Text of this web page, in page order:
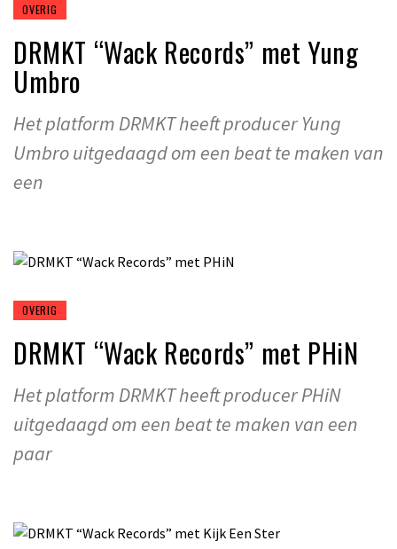
OVERIG
DRMKT “Wack Records” met Yung
Umbro
Het platform DRMKT heeft producer Yung
Umbro uitgedaagd om een beat te maken van
een
OVERIG
DRMKT “Wack Records” met PHiN
Het platform DRMKT heeft producer PHiN
uitgedaagd om een beat te maken van een
paar